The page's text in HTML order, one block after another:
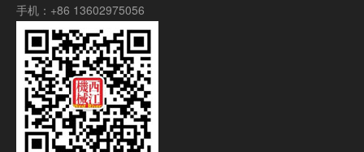
手机： +86 13602975056